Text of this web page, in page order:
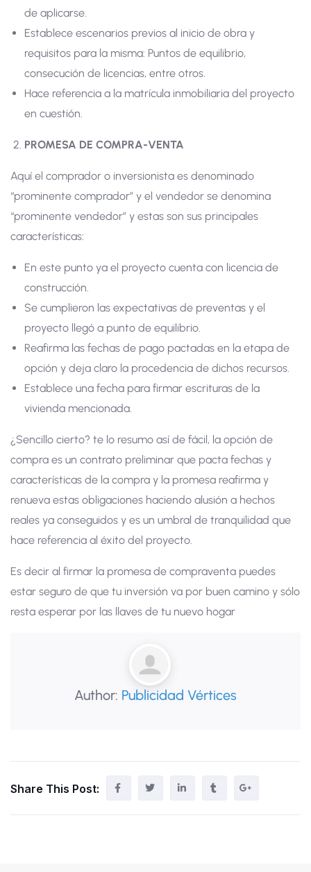
de aplicarse.
Establece escenarios previos al inicio de obra y
requisitos para la misma: Puntos de equilibrio,
consecución de licencias, entre otros.
Hace referencia a la matrícula inmobiliaria del proyecto
en cuestión.
PROMESA DE COMPRA-VENTA
Aquí el comprador o inversionista es denominado
“prominente comprador” y el vendedor se denomina
“prominente vendedor” y estas son sus principales
características:
En este punto ya el proyecto cuenta con licencia de
construcción.
Se cumplieron las expectativas de preventas y el
proyecto llegó a punto de equilibrio.
Reafirma las fechas de pago pactadas en la etapa de
opción y deja claro la procedencia de dichos recursos.
Establece una fecha para firmar escrituras de la
vivienda mencionada.
¿Sencillo cierto? te lo resumo así de fácil, la opción de
compra es un contrato preliminar que pacta fechas y
características de la compra y la promesa reafirma y
renueva estas obligaciones haciendo alusión a hechos
reales ya conseguidos y es un umbral de tranquilidad que
hace referencia al éxito del proyecto.
Es decir al firmar la promesa de compraventa puedes
estar seguro de que tu inversión va por buen camino y sólo
resta esperar por las llaves de tu nuevo hogar
Author: Publicidad Vértices
Share This Post: